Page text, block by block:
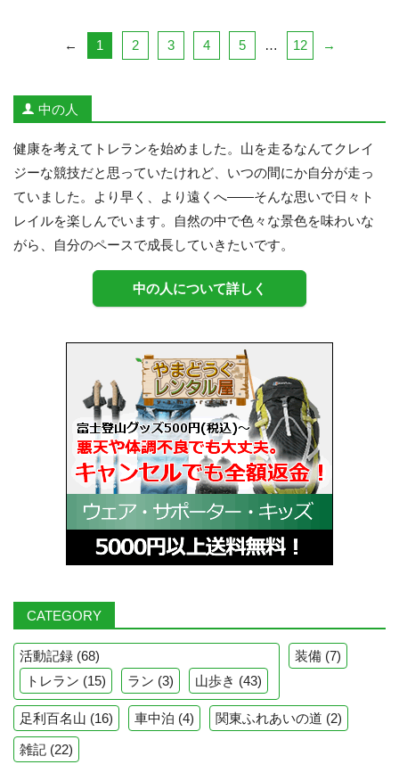
← 1 2 3 4 5 … 12 →
中の人
健康を考えてトレランを始めました。山を走るなんてクレイ
ジーな競技だと思っていたけれど、いつの間にか自分が走っ
ていました。より早く、より遠くへ——そんな思いで日々ト
レイルを楽しんでいます。自然の中で色々な景色を味わいな
がら、自分のペースで成長していきたいです。
中の人について詳しく
CATEGORY
活動記録 (68)
トレラン (15) ラン (3) 山歩き (43)
装備 (7)
足利百名山 (16) 車中泊 (4) 関東ふれあいの道 (2)
雑記 (22)